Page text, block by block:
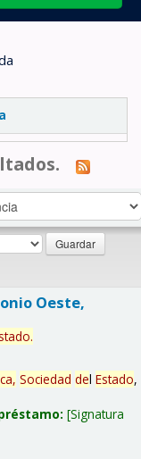
Oeste,
.
Sociedad del Estado,
Signatura